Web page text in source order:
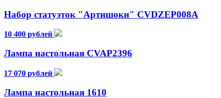
Набор статуэток "Артишоки" CVDZEP008A
10 400 рублей
Лампа настольная CVAP2396
17 070 рублей
Лампа настольная 1610